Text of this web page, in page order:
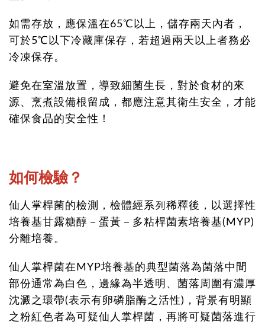
如需存放，應保溫在65℃以上，儲存兩天內者，
可於5℃以下冷藏庫保存，若超過兩天以上者務必
冷凍保存。
避免在室溫放置，導致細菌生長，對於食材的來
源、烹煮設備根留成，都應注意其衛生安全，才能
確保食品的安全性！
如何檢驗？
仙人掌桿菌的檢測，檢體經系列稀釋後，以選擇性
培養基甘露糖醇－蛋黃－多粘桿菌素培養基(MYP)
分離培養。
仙人掌桿菌在MYP培養基的典型菌落為菌落中間
部份通常為白色，邊緣為半透明、菌落周圍有濃厚
沈澱之環帶(表示有卵磷脂酶之活性)，背景有明顯
之粉紅色者為可疑仙人掌桿菌，再將可疑菌落進行